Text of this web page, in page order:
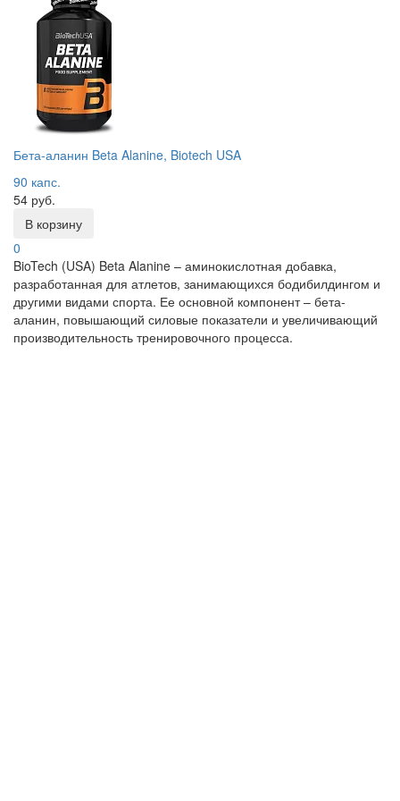
Бета-аланин Beta Alanine, Biotech USA
90 капс.
54 руб.
В корзину
0
BioTech (USA) Beta Alanine – аминокислотная добавка,
разработанная для атлетов, занимающихся бодибилдингом и
другими видами спорта. Ее основной компонент – бета-
аланин, повышающий силовые показатели и увеличивающий
производительность тренировочного процесса.